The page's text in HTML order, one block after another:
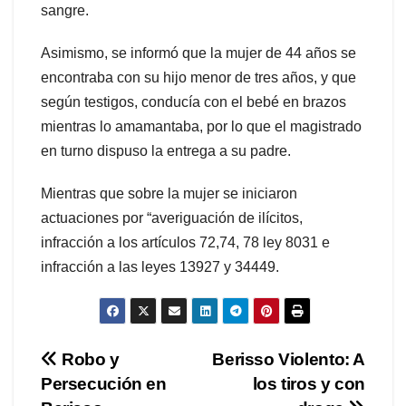
sangre.
Asimismo, se informó que la mujer de 44 años se
encontraba con su hijo menor de tres años, y que
según testigos, conducía con el bebé en brazos
mientras lo amamantaba, por lo que el magistrado
en turno dispuso la entrega a su padre.
Mientras que sobre la mujer se iniciaron
actuaciones por “averiguación de ilícitos,
infracción a los artículos 72,74, 78 ley 8031 e
infracción a las leyes 13927 y 34449.
Navegación
Berisso Violento: A
los tiros y con
Robo y
Persecución en